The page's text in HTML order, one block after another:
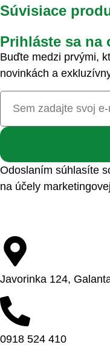
Súvisiace
Prihláste sa na
Buďte medzi prvými,
novinkách a
Odoslaním súhlasíte
na účely
Javorinka 124,
0918 524 410